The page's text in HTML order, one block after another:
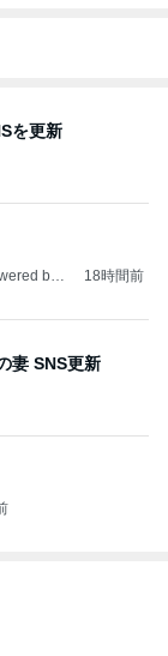
を更新
by
18時間前
妻 SNS更新